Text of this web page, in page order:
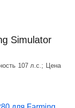
Simulator
107 л.c.; Цена